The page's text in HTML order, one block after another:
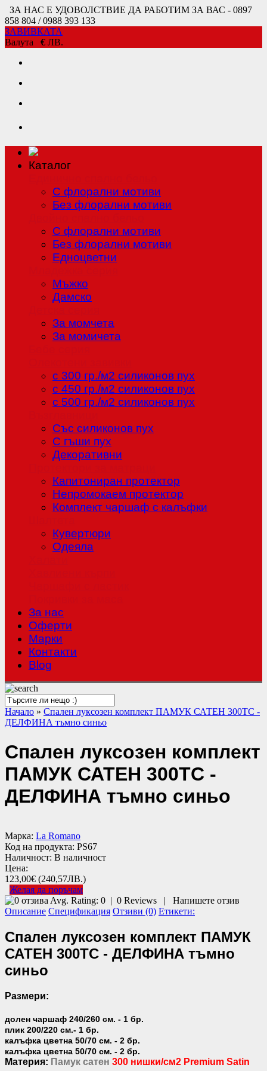
ЗА НАС Е УДОВОЛСТВИЕ ДА РАБОТИМ ЗА ВАС - 0897
858 804 / 0988 393 133
ЗАВИВКАТА
Валута € ЛВ.
Каталог
С флорални мотиви
Без флорални мотиви
С флорални мотиви
Без флорални мотиви
Едноцветни
Мъжко
Дамско
За момчета
За момичета
с 300 гр./м2 силиконов пух
с 450 гр./м2 силиконов пух
с 500 гр./м2 силиконов пух
Със силиконов пух
С гъши пух
Декоративни
Капитониран протектор
Непромокаем протектор
Комплект чаршаф с калъфки
Кувертюри
Одеяла
За нас
Оферти
Mарки
Контакти
Blog
Начало » Спален луксозен комплект ПАМУК САТЕН 300TC -
ДЕЛФИНА тъмно синьо
Спален луксозен комплект
ПАМУК САТЕН 300TC -
ДЕЛФИНА тъмно синьо
Марка: La Romano
Код на продукта: PS67
Наличност: В наличност
Цена:
123,00€ (240,57ЛВ.)
Желая да поръчам
Avg. Rating: 0 | 0 Reviews | Напишете отзив
Описание Спецификация Отзиви (0) Етикети:
Спален луксозен комплект ПАМУК
САТЕН 300TC - ДЕЛФИНА тъмно
синьо
Размери:
долен чаршаф 240/260 см. - 1 бр.
плик 200/220 см.- 1 бр.
калъфка цветна 50/70 см. - 2 бр.
калъфка цветна 50/70 см. - 2 бр.
Материя: Памук сатен 300 нишки/см2 Premium Satin